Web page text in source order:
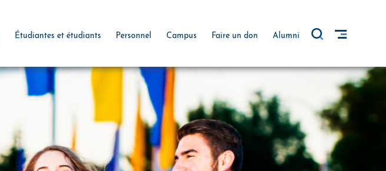
Étudiantes et étudiants Personnel Campus Faire un don Alumni